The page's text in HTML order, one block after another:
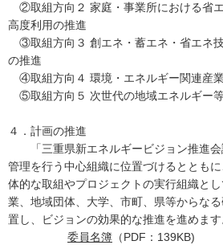
②取組方向２ 家庭・事業所における省
高度利用の推進
③取組方向３ 創エネ・蓄エネ・省エネ
の推進
④取組方向４ 環境・エネルギー関連産
⑤取組方向５ 次世代の地域エネルギー
４．計画の推進
「三重県新エネルギービジョン推進会
管理を行う中心組織に位置づけるととも
体的な取組やプロジェクトの実行組織と
業、地域団体、大学、市町、県等からな
置し、ビジョンの効果的な推進を進めます
委員名簿 （PDF：139KB)